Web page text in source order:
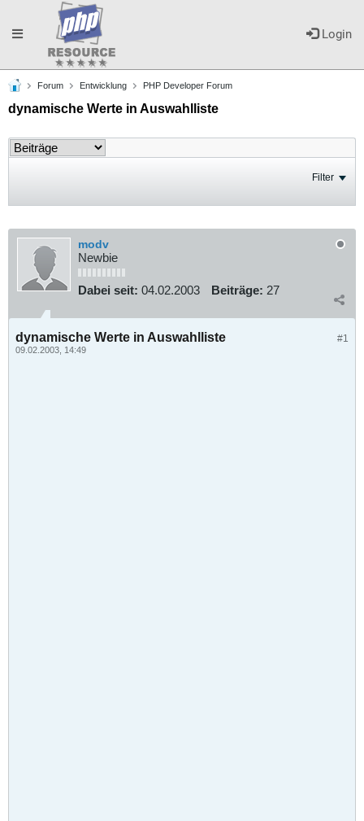
Login
Toggle
navigation
Forum Entwicklung PHP Developer Forum
dynamische Werte in Auswahlliste
Filter
modv
Newbie
Dabei seit: 04.02.2003 Beiträge: 27
#1
dynamische Werte in Auswahlliste
09.02.2003, 14:49